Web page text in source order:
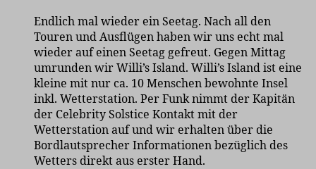
Endlich mal wieder ein Seetag. Nach all den
Touren und Ausflügen haben wir uns echt mal
wieder auf einen Seetag gefreut. Gegen Mittag
umrunden wir Willi’s Island. Willi’s Island ist eine
kleine mit nur ca. 10 Menschen bewohnte Insel
inkl. Wetterstation. Per Funk nimmt der Kapitän
der Celebrity Solstice Kontakt mit der
Wetterstation auf und wir erhalten über die
Bordlautsprecher Informationen bezüglich des
Wetters direkt aus erster Hand.